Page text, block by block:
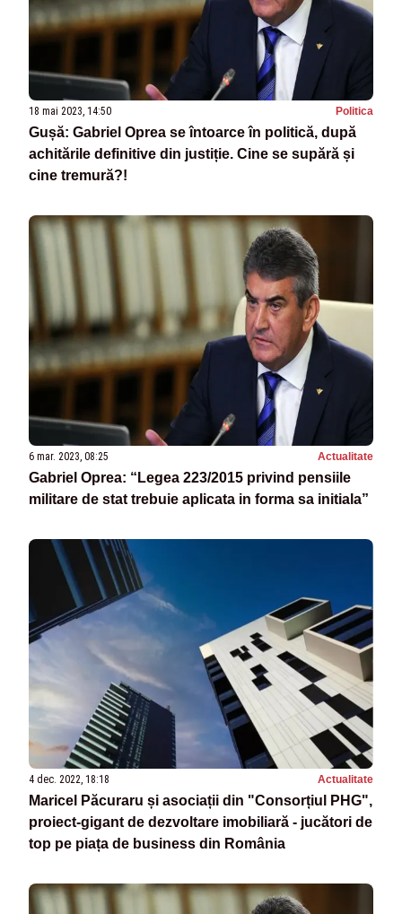
18 mai 2023, 14:50 Politica
Gușă: Gabriel Oprea se întoarce în politică, după
achitările definitive din justiție. Cine se supără și
cine tremură?!
6 mar. 2023, 08:25 Actualitate
Gabriel Oprea: “Legea 223/2015 privind pensiile
militare de stat trebuie aplicata in forma sa initiala”
4 dec. 2022, 18:18 Actualitate
Maricel Păcuraru și asociații din "Consorțiul PHG",
proiect-gigant de dezvoltare imobiliară - jucători de
top pe piața de business din România